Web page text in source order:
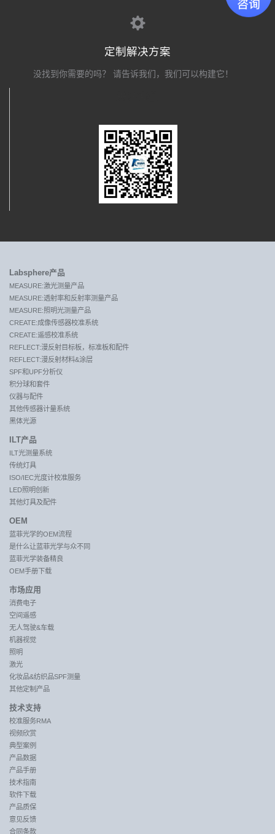
定制解决方案
没找到你需要的吗？ 请告诉我们，我们可以构建它！
Labsphere产品
MEASURE:激光测量产品
MEASURE:透射率和反射率测量产品
MEASURE:照明光测量产品
CREATE:成像传感器校准系统
CREATE:遥感校准系统
REFLECT:漫反射目标板，标准板和配件
REFLECT:漫反射材料&涂层
SPF和UPF分析仪
积分球和套件
仪器与配件
其他传感器计量系统
黑体光源
ILT产品
ILT光测量系统
传统灯具
ISO/IEC光度计校准服务
LED照明创新
其他灯具及配件
OEM
蓝菲光学的OEM流程
是什么让蓝菲光学与众不同
蓝菲光学装备精良
OEM手册下载
市场应用
消费电子
空间遥感
无人驾驶&车载
机器视觉
照明
激光
化妆品&纺织品SPF测量
其他定制产品
技术支持
校准服务RMA
视频欣赏
典型案例
产品数据
产品手册
技术指南
软件下载
产品质保
意见反馈
合同条款